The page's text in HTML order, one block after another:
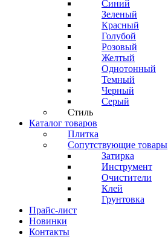
Синий
Зеленый
Красный
Голубой
Розовый
Желтый
Однотонный
Темный
Черный
Серый
Стиль
Каталог товаров
Плитка
Сопутствующие товары
Затирка
Инструмент
Очистители
Клей
Грунтовка
Прайс-лист
Новинки
Контакты